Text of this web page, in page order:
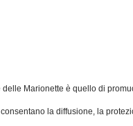
delle Marionette è quello di
la diffusione, la